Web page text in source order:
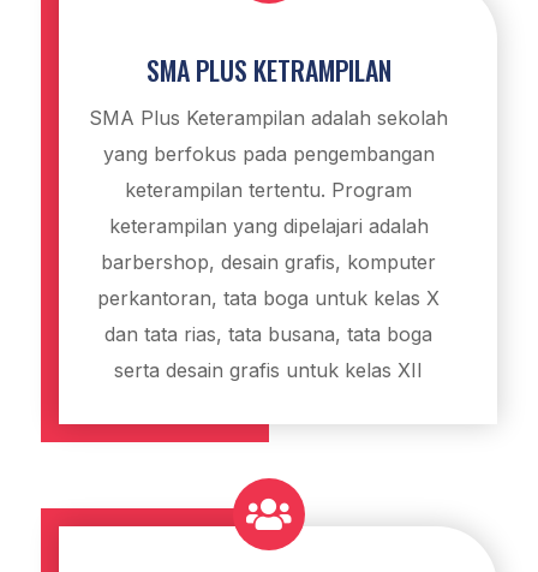
SMA PLUS KETRAMPILAN
SMA Plus Keterampilan adalah sekolah
yang berfokus pada pengembangan
keterampilan tertentu. Program
keterampilan yang dipelajari adalah
barbershop, desain grafis, komputer
perkantoran, tata boga untuk kelas X
dan tata rias, tata busana, tata boga
serta desain grafis untuk kelas XII
